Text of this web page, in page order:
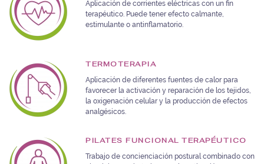
Aplicación de corrientes eléctricas con un fin
terapéutico. Puede tener efecto calmante,
estimulante o antinflamatorio.
TERMOTERAPIA
Aplicación de diferentes fuentes de calor para
favorecer la activación y reparación de los tejidos,
la oxigenación celular y la producción de efectos
analgésicos.
PILATES FUNCIONAL TERAPÉUTICO
Trabajo de concienciación postural combinado con